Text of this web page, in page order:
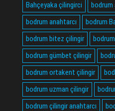
Bahçeyaka çilingirci
bodrum
bodrum anahtarcı
bodrum
bodrum bitez çilingir
bodrum gümbet çilingir
bodrum ortakent çilingir
bodrum uzman çilingir
bodrum çilingir anahtarcı